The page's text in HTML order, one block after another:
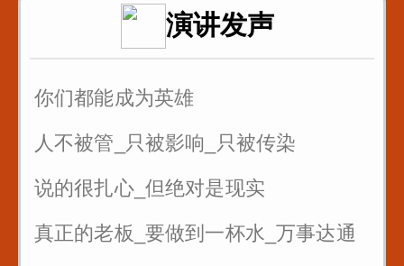
演讲发声
你们都能成为英雄
人不被管_只被影响_只被传染
说的很扎心_但绝对是现实
真正的老板_要做到一杯水_万事达通